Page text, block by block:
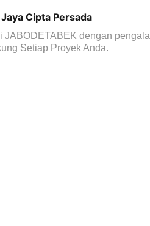
Jaya Cipta Persada
dengan
Setiap Proyek Anda.